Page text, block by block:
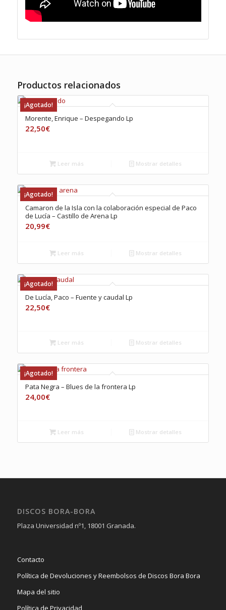
Productos relacionados
¡Agotado!
Morente, Enrique – Despegando Lp
22,50€
Leer más Mostrar detalles
¡Agotado!
Camaron de la Isla con la colaboración especial de Paco
de Lucía – Castillo de Arena Lp
20,99€
Leer más Mostrar detalles
¡Agotado!
De Lucía, Paco – Fuente y caudal Lp
22,50€
Leer más Mostrar detalles
¡Agotado!
Pata Negra – Blues de la frontera Lp
24,00€
Leer más Mostrar detalles
DISCOS BORA-BORA
Plaza Universidad nº1, 18001 Granada.
Contacto
Política de Devoluciones y Reembolsos de Discos Bora Bora
Mapa del sitio
Política de Privacidad